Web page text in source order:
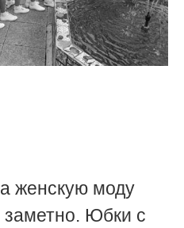
женскую моду
заметно. Юбки с